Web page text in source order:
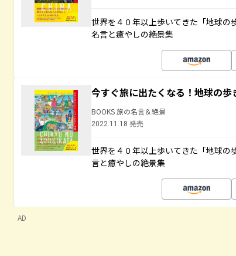
世界を４０年以上歩いてきた「地球の
名言と癒やしの絶景集
今すぐ旅に出たくなる！地球の歩
BOOKS 旅の名言＆絶景
2022.11.18 発売
世界を４０年以上歩いてきた「地球の
言と癒やしの絶景集
AD